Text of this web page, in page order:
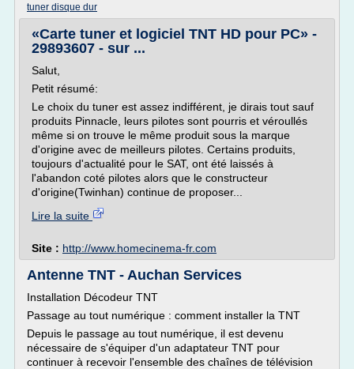
tuner disque dur
«Carte tuner et logiciel TNT HD pour PC» -
29893607 - sur ...
Salut,
Petit résumé:
Le choix du tuner est assez indifférent, je dirais tout sauf
produits Pinnacle, leurs pilotes sont pourris et véroullés
même si on trouve le même produit sous la marque
d'origine avec de meilleurs pilotes. Certains produits,
toujours d'actualité pour le SAT, ont été laissés à
l'abandon coté pilotes alors que le constructeur
d'origine(Twinhan) continue de proposer...
Lire la suite
Site : http://www.homecinema-fr.com
Antenne TNT - Auchan Services
Installation Décodeur TNT
Passage au tout numérique : comment installer la TNT
Depuis le passage au tout numérique, il est devenu
nécessaire de s'équiper d'un adaptateur TNT pour
continuer à recevoir l'ensemble des chaînes de télévision